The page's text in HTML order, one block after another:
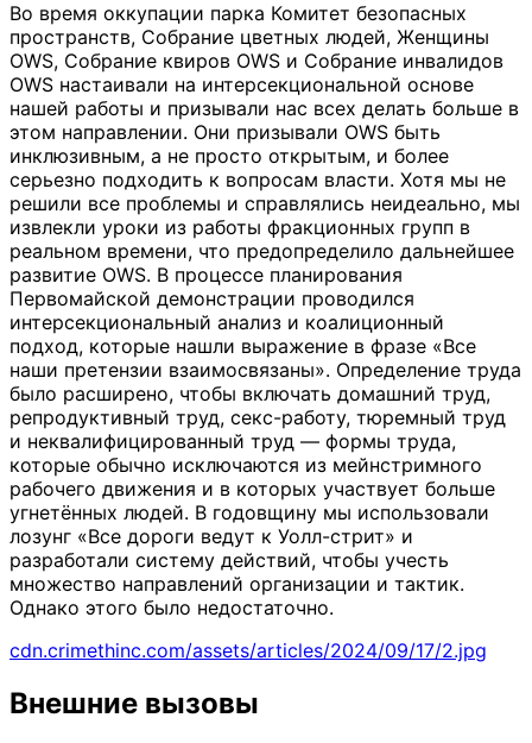
Во время оккупации парка Комитет безопасных
пространств, Собрание цветных людей, Женщины
OWS, Собрание квиров OWS и Собрание инвалидов
OWS настаивали на интерсекциональной основе
нашей работы и призывали нас всех делать больше в
этом направлении. Они призывали OWS быть
инклюзивным, а не просто открытым, и более
серьезно подходить к вопросам власти. Хотя мы не
решили все проблемы и справлялись неидеально, мы
извлекли уроки из работы фракционных групп в
реальном времени, что предопределило дальнейшее
развитие OWS. В процессе планирования
Первомайской демонстрации проводился
интерсекциональный анализ и коалиционный
подход, которые нашли выражение в фразе «Все
наши претензии взаимосвязаны». Определение труда
было расширено, чтобы включать домашний труд,
репродуктивный труд, секс-работу, тюремный труд
и неквалифицированный труд — формы труда,
которые обычно исключаются из мейнстримного
рабочего движения и в которых участвует больше
угнетённых людей. В годовщину мы использовали
лозунг «Все дороги ведут к Уолл-стрит» и
разработали систему действий, чтобы учесть
множество направлений организации и тактик.
Однако этого было недостаточно.
cdn.crimethinc.com/assets/articles/2024/09/17/2.jpg
Внешние вызовы